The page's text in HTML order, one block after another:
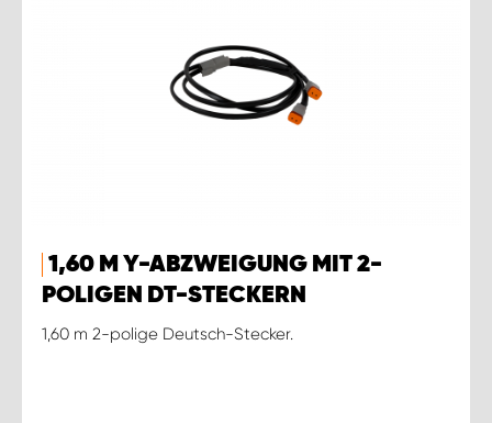
1,60 M Y-ABZWEIGUNG MIT 2-
POLIGEN DT-STECKERN
1,60 m 2-polige Deutsch-Stecker.